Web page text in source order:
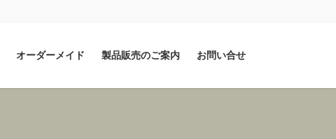
オーダーメイド 製品販売のご案内 お問い合せ